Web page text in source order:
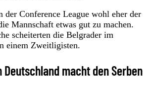
der Conference League wohl eher der
Mannschaft etwas gut zu machen.
scheiterten die Belgrader im
einem Zweitligisten.
macht den Serben